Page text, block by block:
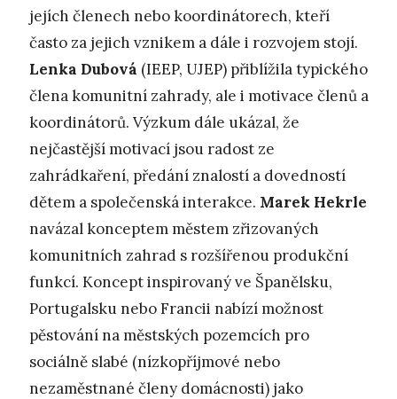
jejích členech nebo koordinátorech, kteří
často za jejich vznikem a dále i rozvojem stojí.
Lenka Dubová (IEEP, UJEP) přiblížila typického
člena komunitní zahrady, ale i motivace členů a
koordinátorů. Výzkum dále ukázal, že
nejčastější motivací jsou radost ze
zahrádkaření, předání znalostí a dovedností
dětem a společenská interakce. Marek Hekrle
navázal konceptem městem zřizovaných
komunitních zahrad s rozšířenou produkční
funkcí. Koncept inspirovaný ve Španělsku,
Portugalsku nebo Francii nabízí možnost
pěstování na městských pozemcích pro
sociálně slabé (nízkopříjmové nebo
nezaměstnané členy domácnosti) jako